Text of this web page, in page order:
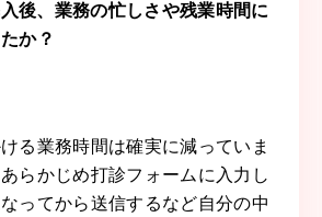
後、業務の忙しさや残業時間に
か？
る業務時間は確実に減っていま
らかじめ打診フォームに入力し
ってから送信するなど自分の中